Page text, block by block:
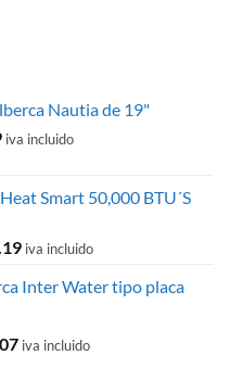
Nautia de 19"
El
es:
iva incluido
Smart 50,000 BTU´S
El
actual
$29,103.19.
iva incluido
Inter Water tipo placa
Rango
iva incluido